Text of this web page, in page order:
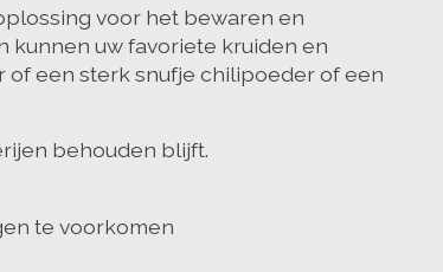
voor het bewaren en
kunnen uw favoriete kruiden en
een sterk snufje chilipoeder of een
behouden blijft.
te voorkomen